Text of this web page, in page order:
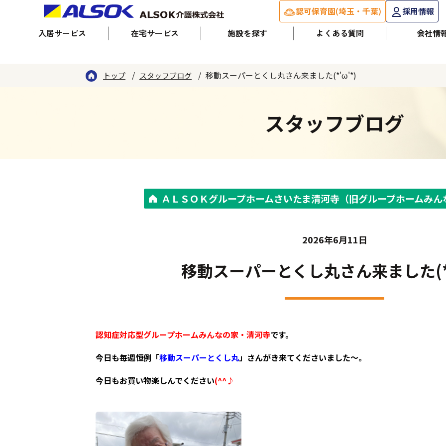
認可保育園(埼玉・千葉)
採用情報
入居サービス
在宅サービス 施設を探す よくある質問 会社情
トップ スタッフブログ 移動スーパーとくし丸さん来ました(*'ω'*)
スタッフブログ
ＡＬＳＯＫグループホームさいたま清河寺（旧グループホームみ
2026年6月11日
移動スーパーとくし丸さん来まし
認知症対応型グループホームみんなの家・清河寺です。
今日も毎週恒例「移動スーパーとくし丸」さんがき来てくださいました～。
今日もお買い物楽しんでください(^^♪